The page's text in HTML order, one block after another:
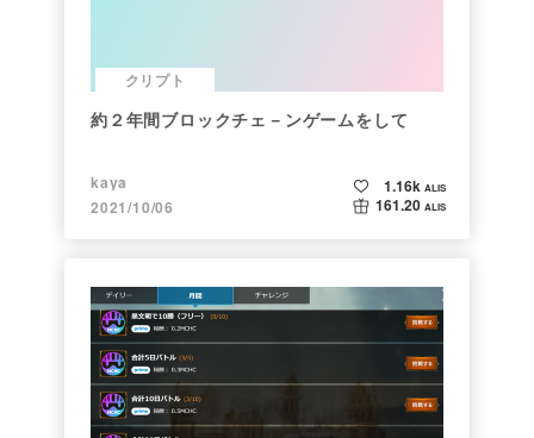
クリプト
約２年間ブロックチェ－ンゲームをして
kaya
2021/10/06
1.16k ALIS
161.20 ALIS